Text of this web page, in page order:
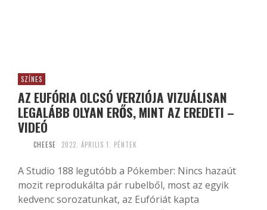
SZÍNES
AZ EUFÓRIA OLCSÓ VERZIÓJA VIZUÁLISAN
LEGALÁBB OLYAN ERŐS, MINT AZ EREDETI –
VIDEÓ
CHEESE 2022. ÁPRILIS 1. PÉNTEK
A Studio 188 legutóbb a Pókember: Nincs hazaút
mozit reprodukálta pár rubelből, most az egyik
kedvenc sorozatunkat, az Eufóriát kapta